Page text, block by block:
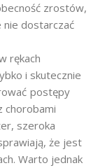
zrostów,
dostarczać
rękach
i skutecznie
postępy
chorobami
szeroka
że jest
Warto jednak